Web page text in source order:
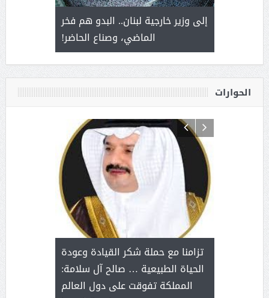
سلمان
إلى وزير خارجية لبنان.. البدو هم فخر
الماضي، وصناع الحاضر!
الحوارات
مع
بنت
تزامنا مع حملة شكر القيادة وعودة
الحياة الطبيعية … صالح آل سلامة:
المملكة تفوقت على دول العالم
آل شرمه:
على برامج
هي أساس